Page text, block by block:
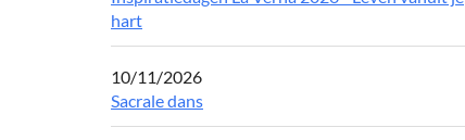
hart
10/11/2026
Sacrale dans